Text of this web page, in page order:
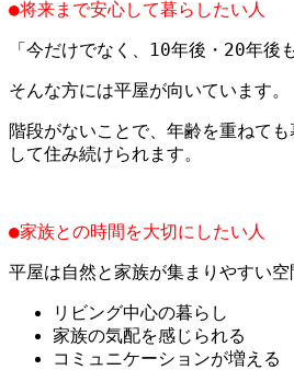
●将来まで安心して暮らしたい人
「今だけでなく、10年後・20年後
そんな方には平屋が向いています。
階段がないことで、年齢を重ねて
して住み続けられます。
●家族との時間を大切にしたい人
平屋は自然と家族が集まりやすい空
リビング中心の暮らし
家族の気配を感じられる
コミュニケーションが増える